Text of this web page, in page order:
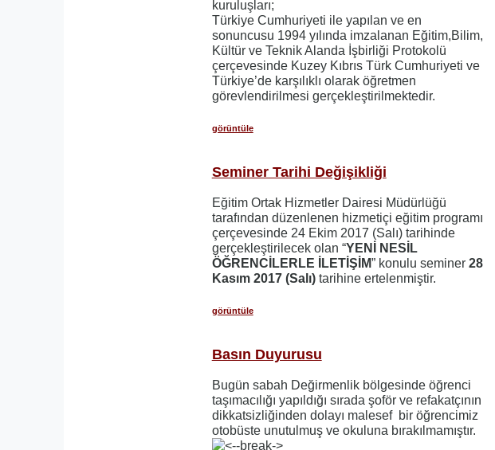
kuruluşları;
Türkiye Cumhuriyeti ile yapılan ve en
sonuncusu 1994 yılında imzalanan Eğitim,Bilim,
Kültür ve Teknik Alanda İşbirliği Protokolü
çerçevesinde Kuzey Kıbrıs Türk Cumhuriyeti ve
Türkiye’de karşılıklı olarak öğretmen
görevlendirilmesi gerçekleştirilmektedir.
görüntüle
Seminer Tarihi Değişikliği
Eğitim Ortak Hizmetler Dairesi Müdürlüğü
tarafından düzenlenen hizmetiçi eğitim programı
çerçevesinde 24 Ekim 2017 (Salı) tarihinde
gerçekleştirilecek olan “YENİ NESİL
ÖĞRENCİLERLE İLETİŞİM” konulu seminer 28
Kasım 2017 (Salı)tarihine ertelenmiştir.
görüntüle
Basın Duyurusu
Bugün sabah Değirmenlik bölgesinde öğrenci
taşımacılığı yapıldığı sırada şoför ve refakatçının
dikkatsizliğinden dolayı malesef bir öğrencimiz
otobüste unutulmuş ve okuluna bırakılmamıştır.